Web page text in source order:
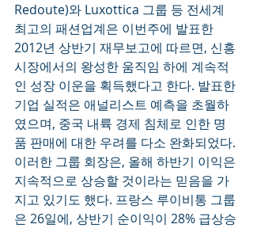
Redoute)와 Luxottica 그룹 등 전세계
최고의 패션업계은 이번주에 발표한
2012년 상반기 재무보고에 따르면, 신흥
시장에서의 왕성한 움직임 하에 계속적
인 성장 이운을 획득했다고 한다. 발표한
기업 실적은 애널리스트 예측을 초월하
였으며, 중국 내륙 경제 침체로 인한 명
품 판매에 대한 우려를 다소 완화되었다.
이러한 그룹 회장은, 올해 하반기 이익은
지속적으로 상승할 것이라는 믿음을 가
지고 있기도 했다. 프랑스 루이비통 그룹
은 26일에, 상반기 순이익이 28% 급상승